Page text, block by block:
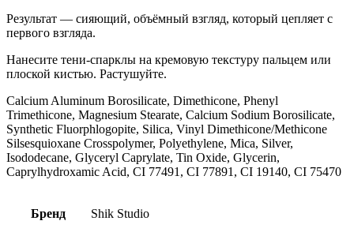
Результат — сияющий, объёмный взгляд, который цепляет с
первого взгляда.
Нанесите тени-спарклы на кремовую текстуру пальцем или
плоской кистью. Растушуйте.
Calcium Aluminum Borosilicate, Dimethicone, Phenyl
Trimethicone, Magnesium Stearate, Calcium Sodium Borosilicate,
Synthetic Fluorphlogopite, Silica, Vinyl Dimethicone/Methicone
Silsesquioxane Crosspolymer, Polyethylene, Mica, Silver,
Isododecane, Glyceryl Caprylate, Tin Oxide, Glycerin,
Caprylhydroxamic Acid, CI 77491, CI 77891, CI 19140, CI 75470
Бренд Shik Studio